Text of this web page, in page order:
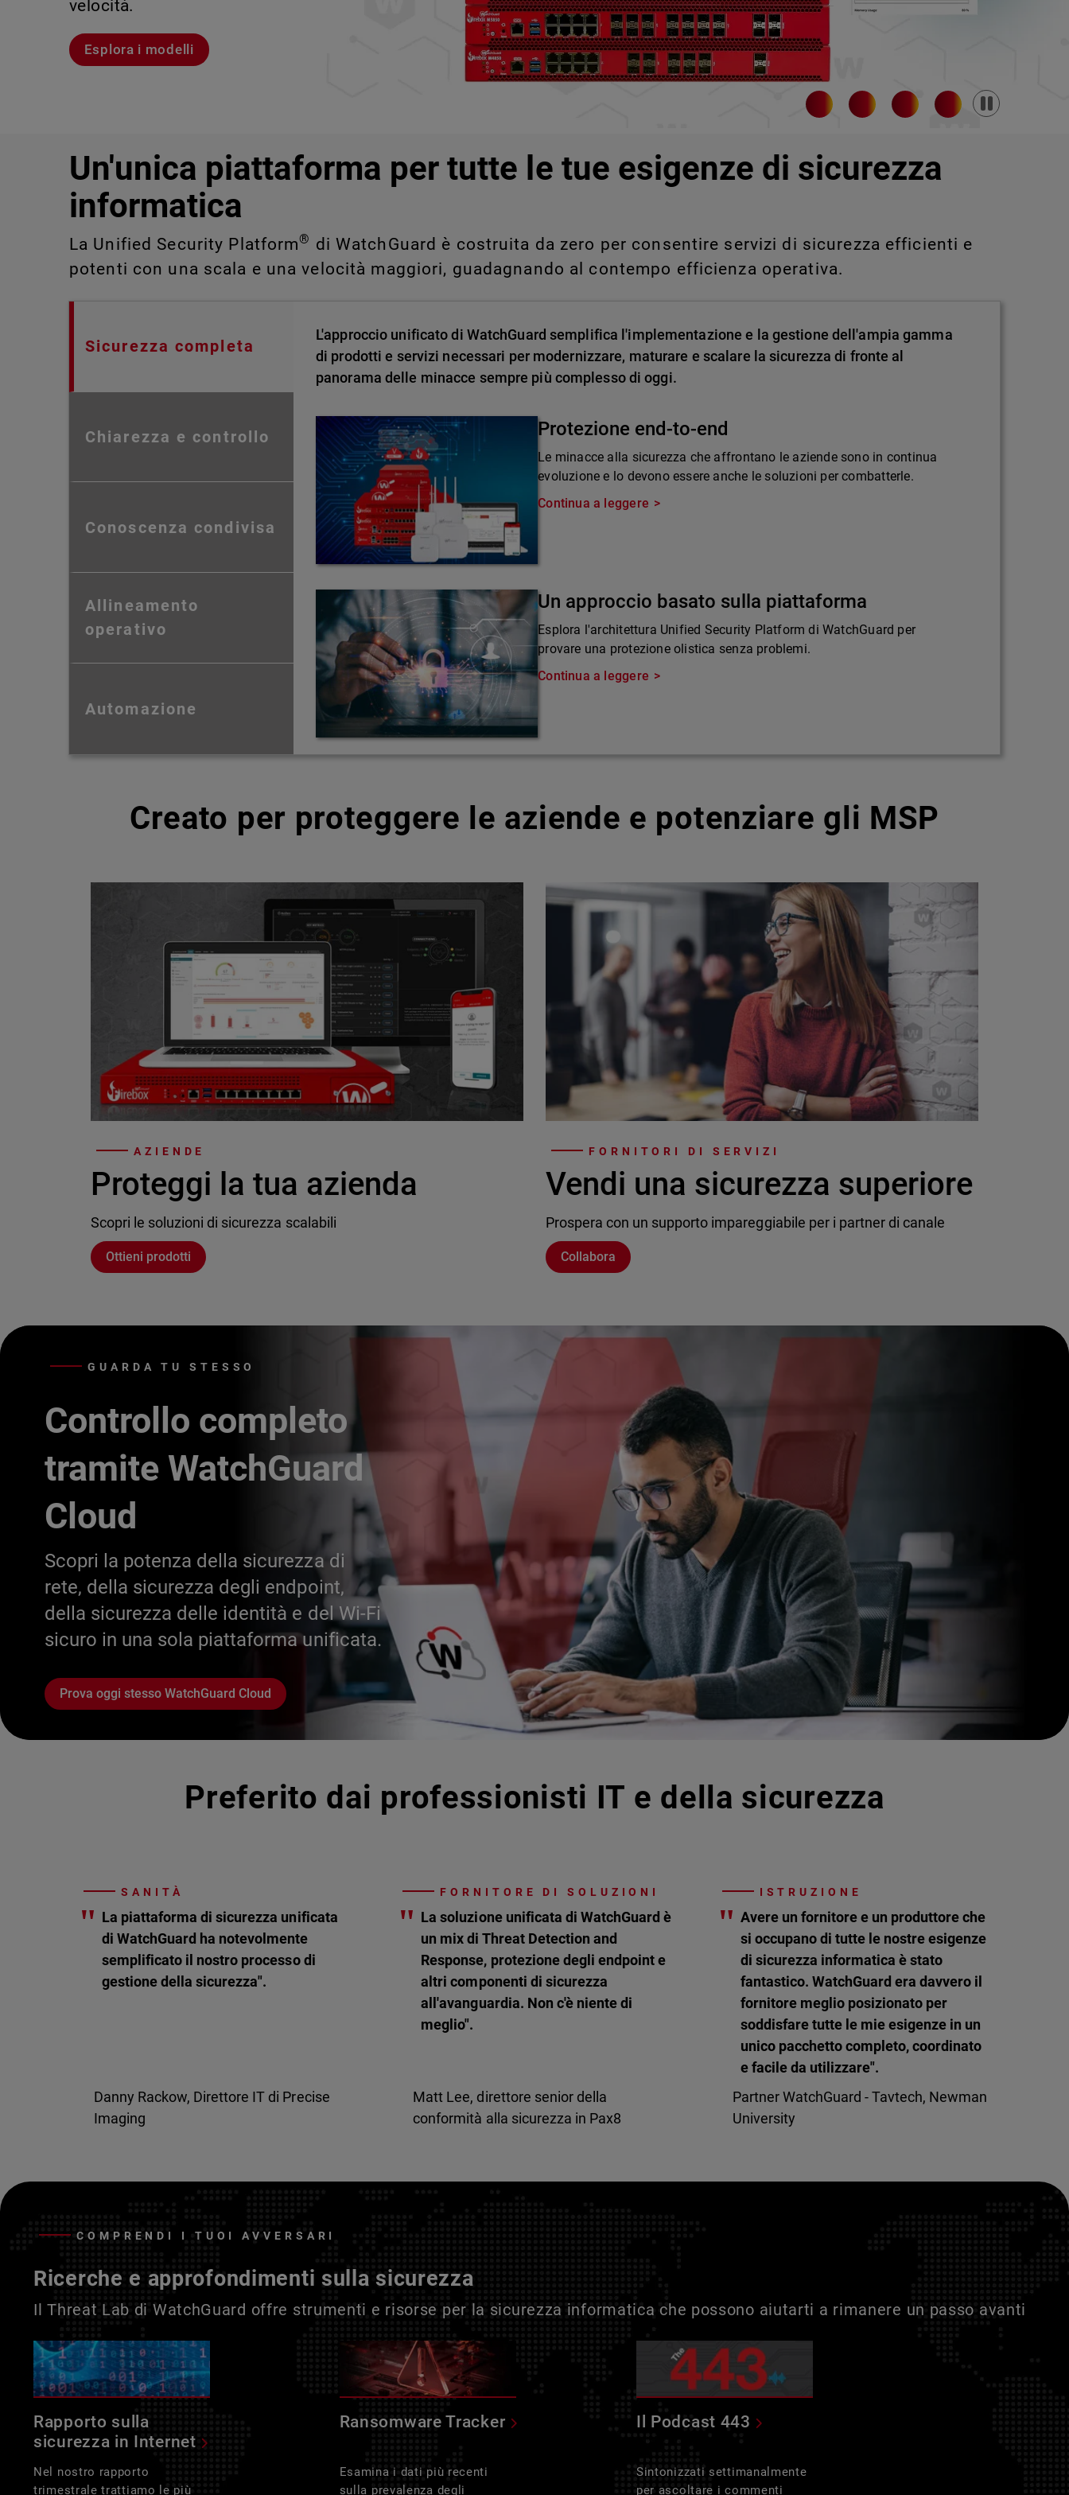
velocità.
Esplora i modelli
violazioni e portare alla luce rischi legati a Shadow AI e Shadow
IT impossibili da rilevare o gestire manualmente su larga scala.
Scopri Rai
Scopri WatchGuard EDR
Pause
Un'unica piattaforma per tutte le tue esigenze di sicurezza
informatica
La Unified Security Platform® di WatchGuard è costruita da zero per consentire servizi di sicurezza efficienti e
potenti con una scala e una velocità maggiori, guadagnando al contempo efficienza operativa.
Sicurezza completa
Chiarezza e controllo
Conoscenza condivisa
Allineamento
operativo
Automazione
L'approccio unificato di WatchGuard semplifica l'implementazione e la gestione dell'ampia gamma
di prodotti e servizi necessari per modernizzare, maturare e scalare la sicurezza di fronte al
panorama delle minacce sempre più complesso di oggi.
Protezione end-to-end
Le minacce alla sicurezza che affrontano le aziende sono in continua
evoluzione e lo devono essere anche le soluzioni per combatterle.
Continua a leggere
Un approccio basato sulla piattaforma
Esplora l'architettura Unified Security Platform di WatchGuard per
provare una protezione olistica senza problemi.
Continua a leggere
Creato per proteggere le aziende e potenziare gli MSP
AZIENDE
Proteggi la tua azienda
Scopri le soluzioni di sicurezza scalabili
Ottieni prodotti
FORNITORI DI SERVIZI
Vendi una sicurezza superiore
Prospera con un supporto impareggiabile per i partner di canale
Collabora
GUARDA TU STESSO
Controllo completo
tramite WatchGuard
Cloud
Scopri la potenza della sicurezza di
rete, della sicurezza degli endpoint,
della sicurezza delle identità e del Wi-Fi
sicuro in una sola piattaforma unificata.
Prova oggi stesso WatchGuard Cloud
Preferito dai professionisti IT e della sicurezza
SANITÀ
" La piattaforma di sicurezza unificata
di WatchGuard ha notevolmente
semplificato il nostro processo di
gestione della sicurezza".
Danny Rackow, Direttore IT di Precise
Imaging
FORNITORE DI SOLUZIONI
" La soluzione unificata di WatchGuard è
un mix di Threat Detection and
Response, protezione degli endpoint e
altri componenti di sicurezza
all'avanguardia. Non c'è niente di
meglio".
Matt Lee, direttore senior della
conformità alla sicurezza in Pax8
ISTRUZIONE
" Avere un fornitore e un produttore che
si occupano di tutte le nostre esigenze
di sicurezza informatica è stato
fantastico. WatchGuard era davvero il
fornitore meglio posizionato per
soddisfare tutte le mie esigenze in un
unico pacchetto completo, coordinato
e facile da utilizzare".
Partner WatchGuard - Tavtech, Newman
University
COMPRENDI I TUOI AVVERSARI
Ricerche e approfondimenti sulla sicurezza
Il Threat Lab di WatchGuard offre strumenti e risorse per la sicurezza informatica che possono aiutarti a rimanere un passo avanti
Rapporto sulla
sicurezza in Internet
Nel nostro rapporto
trimestrale trattiamo le più
Ransomware Tracker
Esamina i dati più recenti
sulla prevalenza degli
Il Podcast 443
Sintonizzati settimanalmente
per ascoltare i commenti